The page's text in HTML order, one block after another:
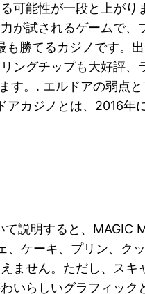
可能性が一段と上が
が試されるゲームで
勝てるカジノです。
ングチップも大好評
。. エルドアの弱点
カジノとは、2016年
説明すると、MAGIC
ケーキ、プリン、ク
ません。ただし、ス
いらしいグラフィッ